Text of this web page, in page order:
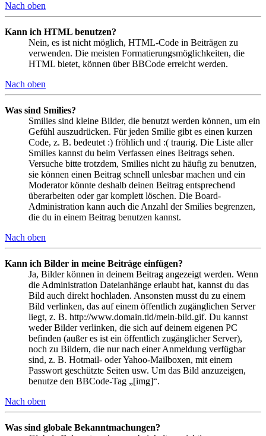
Nach oben
Kann ich HTML benutzen?
Nein, es ist nicht möglich, HTML-Code in Beiträgen zu
verwenden. Die meisten Formatierungsmöglichkeiten, die
HTML bietet, können über BBCode erreicht werden.
Nach oben
Was sind Smilies?
Smilies sind kleine Bilder, die benutzt werden können, um ein
Gefühl auszudrücken. Für jeden Smilie gibt es einen kurzen
Code, z. B. bedeutet :) fröhlich und :( traurig. Die Liste aller
Smilies kannst du beim Verfassen eines Beitrags sehen.
Versuche bitte trotzdem, Smilies nicht zu häufig zu benutzen,
sie können einen Beitrag schnell unlesbar machen und ein
Moderator könnte deshalb deinen Beitrag entsprechend
überarbeiten oder gar komplett löschen. Die Board-
Administration kann auch die Anzahl der Smilies begrenzen,
die du in einem Beitrag benutzen kannst.
Nach oben
Kann ich Bilder in meine Beiträge einfügen?
Ja, Bilder können in deinem Beitrag angezeigt werden. Wenn
die Administration Dateianhänge erlaubt hat, kannst du das
Bild auch direkt hochladen. Ansonsten musst du zu einem
Bild verlinken, das auf einem öffentlich zugänglichen Server
liegt, z. B. http://www.domain.tld/mein-bild.gif. Du kannst
weder Bilder verlinken, die sich auf deinem eigenen PC
befinden (außer es ist ein öffentlich zugänglicher Server),
noch zu Bildern, die nur nach einer Anmeldung verfügbar
sind, z. B. Hotmail- oder Yahoo-Mailboxen, mit einem
Passwort geschützte Seiten usw. Um das Bild anzuzeigen,
benutze den BBCode-Tag „[img]“.
Nach oben
Was sind globale Bekanntmachungen?